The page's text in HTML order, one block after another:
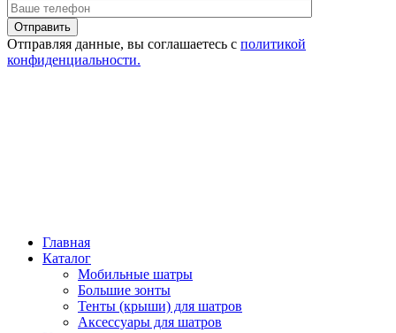
Отправляя данные, вы соглашаетесь с политикой
конфиденциальности.
Главная
Каталог
Мобильные шатры
Большие зонты
Тенты (крыши) для шатров
Аксессуары для шатров